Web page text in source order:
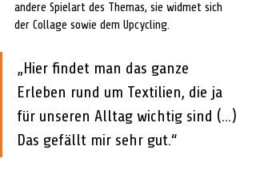
andere Spielart des Themas, sie widmet sich
der Collage sowie dem Upcycling.
„Hier findet man das ganze
Erleben rund um Textilien, die ja
für unseren Alltag wichtig sind (...)
Das gefällt mir sehr gut.“